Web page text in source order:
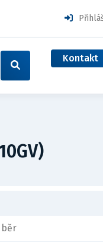
Kontakt